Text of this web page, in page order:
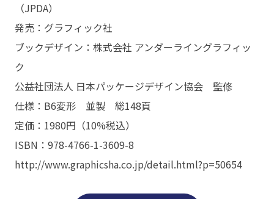
（JPDA）
発売：グラフィック社
ブックデザイン：株式会社 アンダーライングラフィッ
ク
公益社団法人 日本パッケージデザイン協会 監修
仕様：B6変形 並製 総148頁
定価：1980円（10%税込）
ISBN：978-4766-1-3609-8
http://www.graphicsha.co.jp/detail.html?p=50654